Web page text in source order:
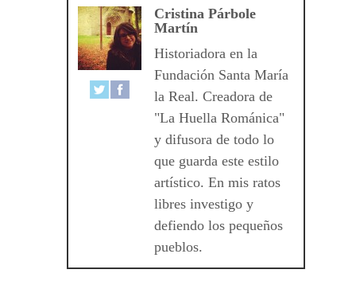
Cristina Párbole
Martín
Historiadora en la
Fundación Santa María
la Real. Creadora de
"La Huella Románica"
y difusora de todo lo
que guarda este estilo
artístico. En mis ratos
libres investigo y
defiendo los pequeños
pueblos.